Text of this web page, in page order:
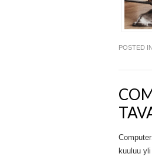
POSTED IN
kuuluu